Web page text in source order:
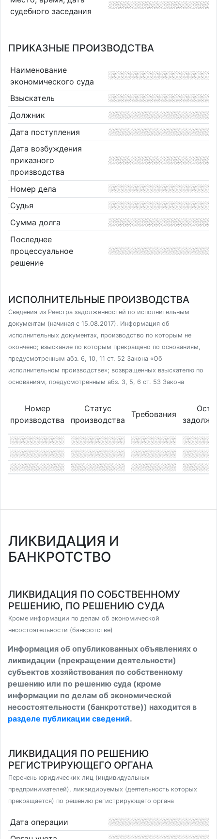
судебного заседания
ПРИКАЗНЫЕ ПРОИЗВОДСТВА
Наименование
экономического суда
Взыскатель
Должник
Дата поступления
Дата возбуждения
приказного
производства
Номер дела
Судья
Сумма долга
Последнее
процессуальное
решение
ИСПОЛНИТЕЛЬНЫЕ ПРОИЗВОДСТВА
Сведения из Реестра задолженностей по исполнительным
документам (начиная с 15.08.2017). Информация об
исполнительных документах, производство по которым не
окончено; взыскание по которым прекращено по основаниям,
предусмотренным абз. 6, 10, 11 ст. 52 Закона «Об
исполнительном производстве»; возвращенных взыскателю по
основаниям, предусмотренным абз. 3, 5, 6 ст. 53 Закона
Номер
производства
Статус
производства
Требования
ЛИКВИДАЦИЯ И
БАНКРОТСТВО
ЛИКВИДАЦИЯ ПО СОБСТВЕННОМУ
РЕШЕНИЮ, ПО РЕШЕНИЮ СУДА
Кроме информации по делам об экономической
несостоятельности (банкротстве)
Информация об опубликованных объявлениях о
ликвидации (прекращении деятельности)
субъектов хозяйствования по собственному
решению или по решению суда (кроме
информации по делам об экономической
несостоятельности (банкротстве)) находится в
разделе публикации сведений.
ЛИКВИДАЦИЯ ПО РЕШЕНИЮ
РЕГИСТРИРУЮЩЕГО ОРГАНА
Перечень юридических лиц (индивидуальных
предпринимателей), ликвидируемых (деятельность которых
прекращается) по решению регистрирующего органа
Дата операции